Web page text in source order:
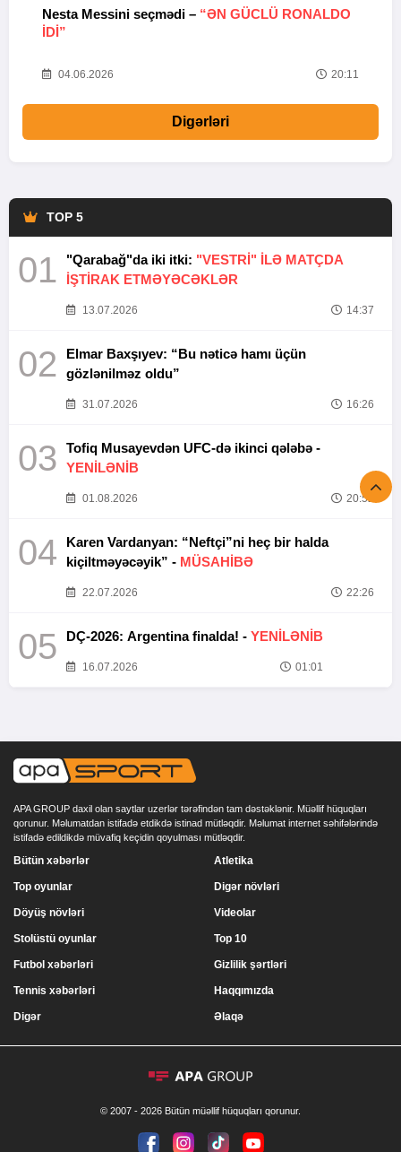
Nesta Messini seçmədi – “ƏN GÜCLÜ RONALDO
IDI”
04.06.2026 20:11
Digərləri
TOP 5
01 "Qarabağ"da iki itki: "VESTRİ" İLƏ MATÇDA
İŞTİRAK ETMƏYƏCƏKLƏR
13.07.2026 14:37
02
Elmar Baxşıyev: “Bu nəticə hamı üçün
gözlənilməz oldu”
31.07.2026 16:26
03
Tofiq Musayevdən UFC-də ikinci qələbə -
YENİLƏNİB
01.08.2026 20:52
04
Karen Vardanyan: “Neftçi”ni heç bir halda
kiçiltməyəcəyik” - MÜSAHİBƏ
22.07.2026 22:26
05 DÇ-2026: Argentina finalda! - YENİLƏNİB
16.07.2026 01:01
APA GROUP daxil olan saytlar uzerlər tərəfindən tam dəstəklənir. Müəllif hüquqları
qorunur. Məlumatdan istifadə etdikdə istinad mütləqdir. Məlumat internet səhifələrində
istifadə edildikdə müvafiq keçidin qoyulması mütləqdir.
Bütün xəbərlər
Top oyunlar
Döyüş növləri
Stolüstü oyunlar
Atletika
Digər növləri
Videolar
Top 10
Futbol xəbərləri
Tennis xəbərləri
Digər
Gizlilik şərtləri
Haqqımızda
Əlaqə
© 2007 - 2026 Bütün müəllif hüquqları qorunur.